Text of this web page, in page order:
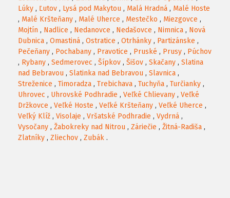
Lúky , Ľutov , Lysá pod Makytou , Malá Hradná , Malé Hoste
, Malé Kršteňany , Malé Uherce , Mestečko , Miezgovce ,
Mojtín , Nadlice , Nedanovce , Nedašovce , Nimnica , Nová
Dubnica , Omastiná , Ostratice , Otrhánky , Partizánske ,
Pečeňany , Pochabany , Pravotice , Pruské , Prusy , Púchov
, Rybany , Sedmerovec , Šípkov , Šišov , Skačany , Slatina
nad Bebravou , Slatinka nad Bebravou , Slavnica ,
Streženice , Timoradza , Trebichava , Tuchyňa , Turčianky ,
Uhrovec , Uhrovské Podhradie , Veľké Chlievany , Veľké
Držkovce , Veľké Hoste , Veľké Kršteňany , Veľké Uherce ,
Veľký Klíž , Visolaje , Vršatské Podhradie , Vydrná ,
Vysočany , Žabokreky nad Nitrou , Záriečie , Žitná-Radiša ,
Zlatníky , Zliechov , Zubák .